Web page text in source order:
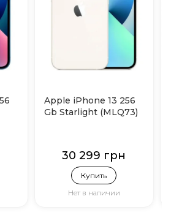
Apple iPhone 13 256
Gb Starlight (MLQ73)
30 299 грн
Купить
Нет в наличии